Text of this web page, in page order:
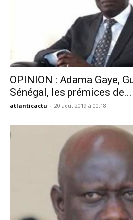
OPINION : Adama Gaye,
Sénégal, les prémices de...
atlanticactu - 20 août 2019 à 00:18